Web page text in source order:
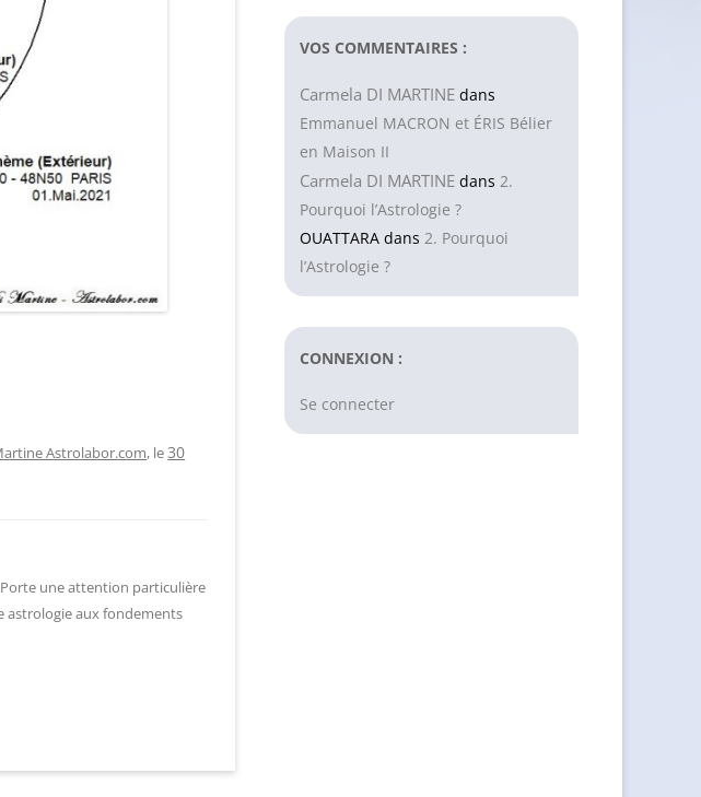
Astrolabor.com, le30
une attention particulière
astrologie aux fondements
VOS COMMENTAIRES :
Carmela DI MARTINE dans
Emmanuel MACRON et ÉRIS Bélier
en Maison II
Carmela DI MARTINE dans 2.
Pourquoi l’Astrologie ?
OUATTARA dans 2. Pourquoi
l’Astrologie ?
CONNEXION :
Se connecter